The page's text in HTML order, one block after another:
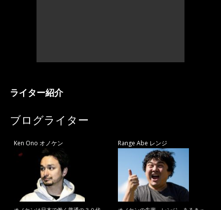
ライター紹介
ブログライター
Ken Ono オノケン Range Abe レンジ